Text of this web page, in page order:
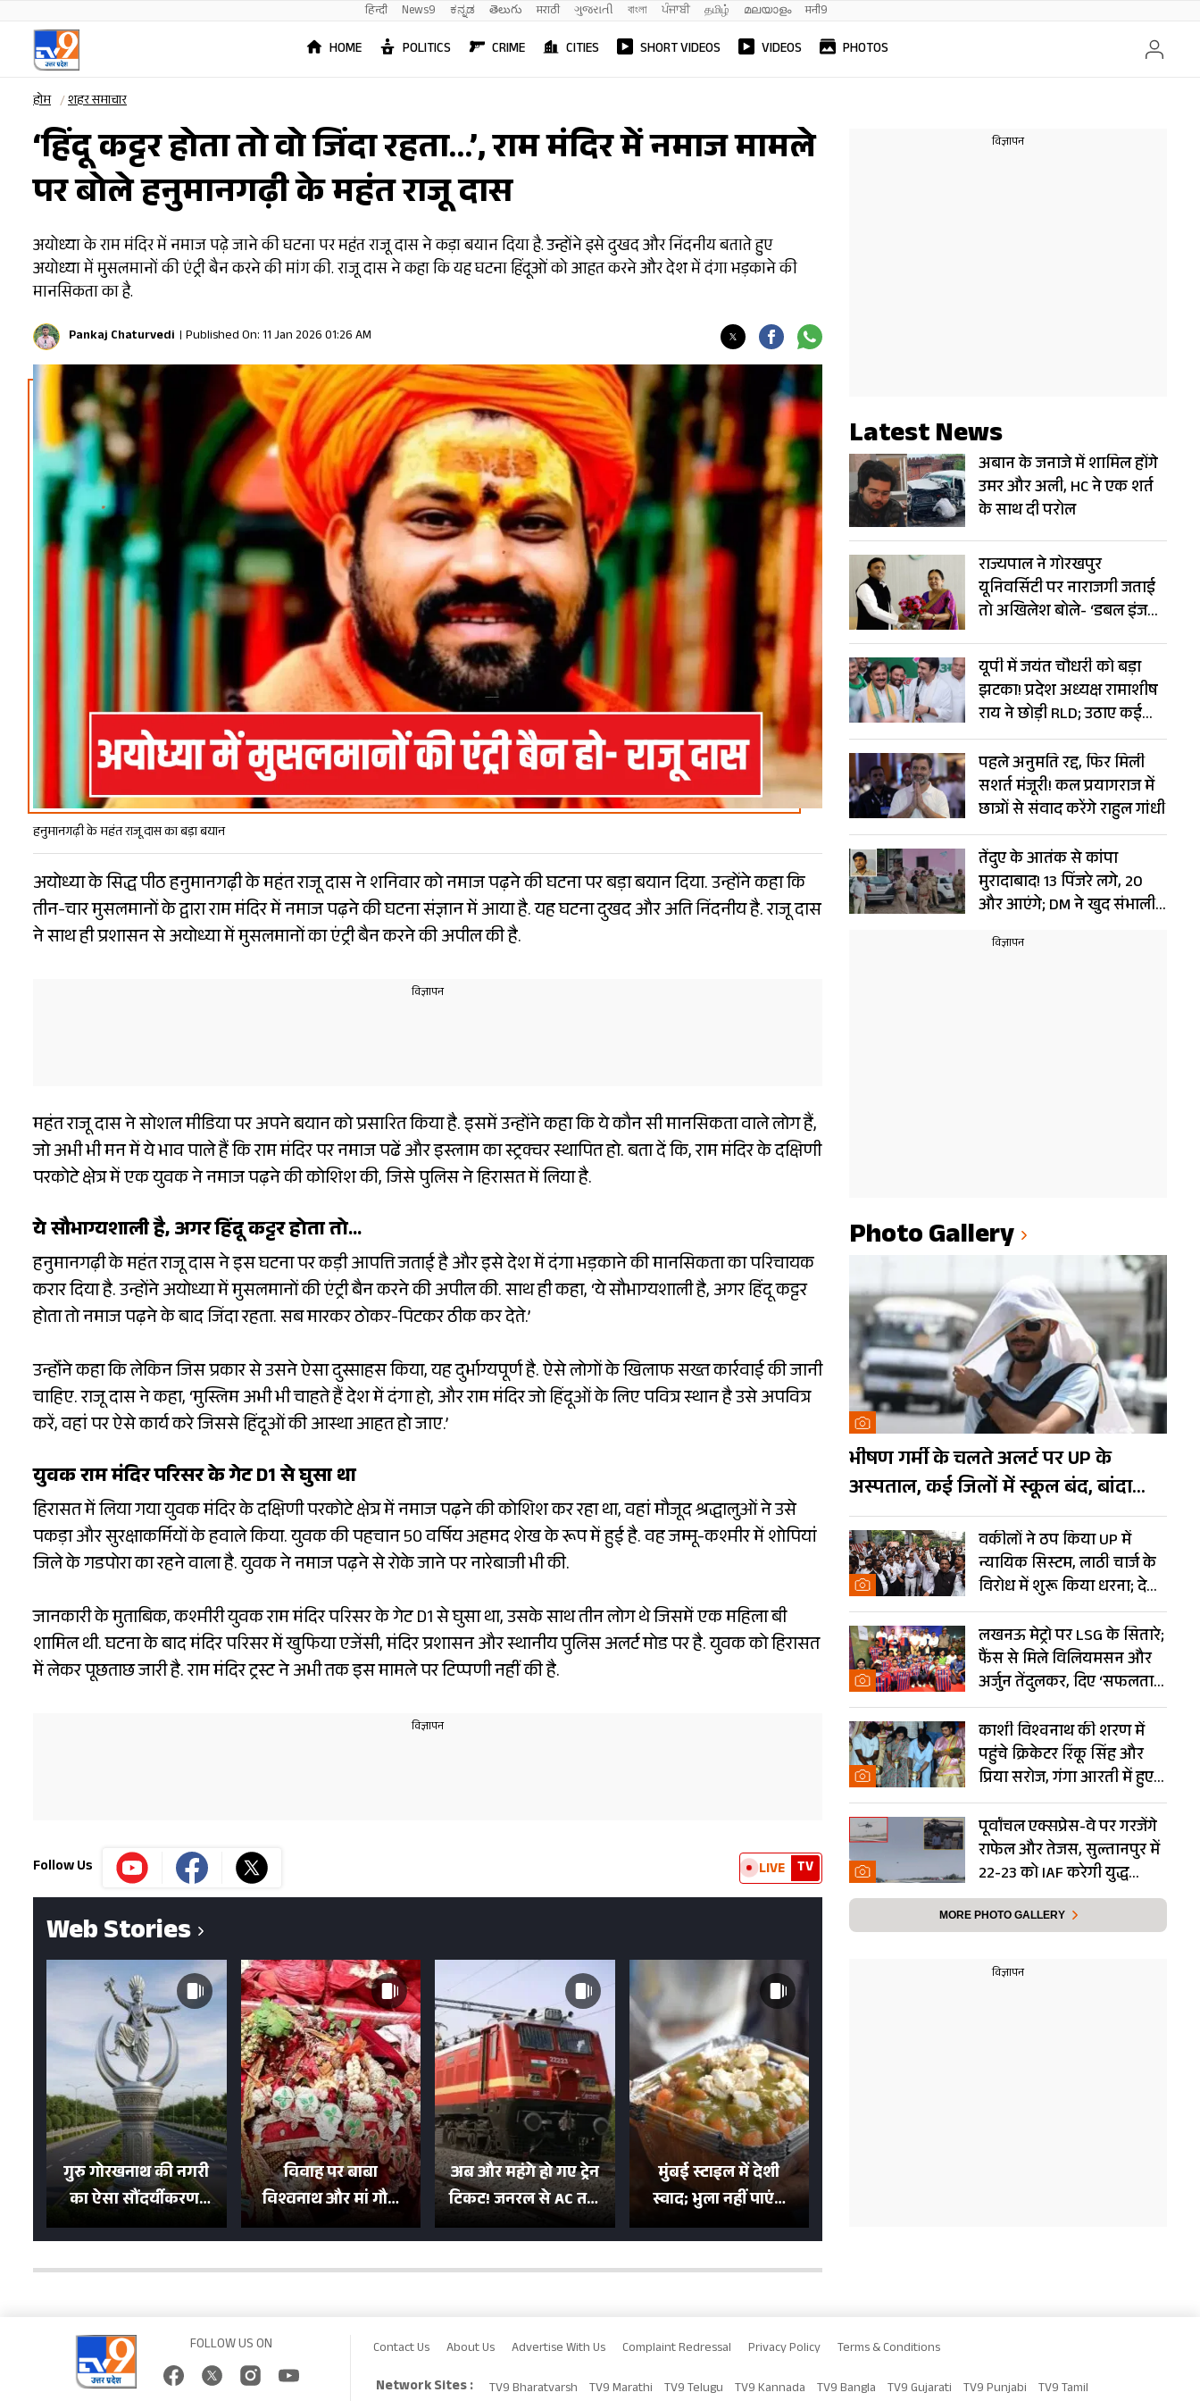
हिन्दी News9 ಕನ್ನಡ తెలుగు मराठी ગુજરાતી বাংলা ਪੰਜਾਬੀ தமிழ் മലയാളം मनी9
HOME POLITICS CRIME CITIES SHORT VIDEOS VIDEOS PHOTOS
होम शहर समाचार
‘हिंदू कट्टर होता तो वो जिंदा रहता…’, राम मंदिर में नमाज मामले
पर बोले हनुमानगढ़ी के महंत राजू दास
अयोध्या के राम मंदिर में नमाज पढ़े जाने की घटना पर महंत राजू दास ने कड़ा बयान दिया है. उन्होंने इसे दुखद और निंदनीय बताते हुए
अयोध्या में मुसलमानों की एंट्री बैन करने की मांग की. राजू दास ने कहा कि यह घटना हिंदूओं को आहत करने और देश में दंगा भड़काने की
मानसिकता का है.
Pankaj Chaturvedi Published On: 11 Jan 2026 01:26 AM
हनुमानगढ़ी के महंत राजू दास का बड़ा बयान
अयोध्या के सिद्ध पीठ हनुमानगढ़ी के महंत राजू दास ने शनिवार को नमाज पढ़ने की घटना पर बड़ा बयान दिया. उन्होंने कहा कि
तीन-चार मुसलमानों के द्वारा राम मंदिर में नमाज पढ़ने की घटना संज्ञान में आया है. यह घटना दुखद और अति निंदनीय है. राजू दास
ने साथ ही प्रशासन से अयोध्या में मुसलमानों का एंट्री बैन करने की अपील की है.
महंत राजू दास ने सोशल मीडिया पर अपने बयान को प्रसारित किया है. इसमें उन्होंने कहा कि ये कौन सी मानसिकता वाले लोग हैं,
जो अभी भी मन में ये भाव पाले हैं कि राम मंदिर पर नमाज पढें और इस्लाम का स्ट्रक्चर स्थापित हो. बता दें कि, राम मंदिर के दक्षिणी
परकोटे क्षेत्र में एक युवक ने नमाज पढ़ने की कोशिश की, जिसे पुलिस ने हिरासत में लिया है.
ये सौभाग्यशाली है, अगर हिंदू कट्टर होता तो…
हनुमानगढ़ी के महंत राजू दास ने इस घटना पर कड़ी आपत्ति जताई है और इसे देश में दंगा भड़काने की मानसिकता का परिचायक
करार दिया है. उन्होंने अयोध्या में मुसलमानों की एंट्री बैन करने की अपील की. साथ ही कहा, ‘ये सौभाग्यशाली है, अगर हिंदू कट्टर
होता तो नमाज पढ़ने के बाद जिंदा रहता. सब मारकर ठोकर-पिटकर ठीक कर देते.’
उन्होंंने कहा कि लेकिन जिस प्रकार से उसने ऐसा दुस्साहस किया, यह दुर्भाग्यपूर्ण है. ऐसे लोगों के खिलाफ सख्त कार्रवाई की जानी
चाहिए. राजू दास ने कहा, ‘मुस्लिम अभी भी चाहते हैं देश में दंगा हो, और राम मंदिर जो हिंदूओं के लिए पवित्र स्थान है उसे अपवित्र
करें, वहां पर ऐसे कार्य करे जिससे हिंदूओं की आस्था आहत हो जाए.’
युवक राम मंदिर परिसर के गेट D1 से घुसा था
हिरासत में लिया गया युवक मंदिर के दक्षिणी परकोटे क्षेत्र में नमाज पढ़ने की कोशिश कर रहा था, वहां मौजूद श्रद्धालुओं ने उसे
पकड़ा और सुरक्षाकर्मियों के हवाले किया. युवक की पहचान 50 वर्षिय अहमद शेख के रूप में हुई है. वह जम्मू-कश्मीर में शोपियां
जिले के गडपोरा का रहने वाला है. युवक ने नमाज पढ़ने से रोके जाने पर नारेबाजी भी की.
जानकारी के मुताबिक, कश्मीरी युवक राम मंदिर परिसर के गेट D1 से घुसा था, उसके साथ तीन लोग थे जिसमें एक महिला बी
शामिल थी. घटना के बाद मंदिर परिसर में खुफिया एजेंसी, मंदिर प्रशासन और स्थानीय पुलिस अलर्ट मोड पर है. युवक को हिरासत
में लेकर पूछताछ जारी है. राम मंदिर ट्रस्ट ने अभी तक इस मामले पर टिप्पणी नहीं की है.
Follow Us LIVE TV
Web Stories
गुरु गोरखनाथ की नगरी
का ऐसा सौंदर्यीकरण!
मन मोह लेंगी शहर की
विवाह पर बाबा
विश्वनाथ और मां गौरा
को 6 लाख रुपये का
शगुन
अब और महंगे हो गए ट्रेन
टिकट! जनरल से AC तक
का बढ़ा किराया; दिल्ली
मुंबई स्टाइल में देशी
स्वाद; भुला नहीं पाएंगे
मुल्तानी छोले-पाव का
Latest News
अबान के जनाजे में शामिल होंगे
उमर और अली, HC ने एक शर्त
के साथ दी परोल
राज्यपाल ने गोरखपुर
यूनिवर्सिटी पर नाराजगी जताई
तो अखिलेश बोले- ‘डबल इंजन’
यूपी में जयंत चौधरी को बड़ा
झटका! प्रदेश अध्यक्ष रामाशीष
राय ने छोड़ी RLD; उठाए कई
सवाल
पहले अनुमति रद्द, फिर मिली
सशर्त मंजूरी! कल प्रयागराज में
छात्रों से संवाद करेंगे राहुल गांधी
तेंदुए के आतंक से कांपा
मुरादाबाद! 13 पिंजरे लगे, 20
और आएंगे; DM ने खुद संभाली
कमान
Photo Gallery
भीषण गर्मी के चलते अलर्ट पर UP के
अस्पताल, कई जिलों में स्कूल बंद, बांदा
दुनिया का तीसरा सबसे गर्म शहर
वकीलों ने ठप किया UP में
न्यायिक सिस्टम, लाठी चार्ज के
विरोध में शुरू किया धरना; देखें
Photos
लखनऊ मेट्रो पर LSG के सितारे;
फैंस से मिले विलियमसन और
अर्जुन तेंदुलकर, दिए ‘सफलता
के मंत्र’- PHOTOS
काशी विश्वनाथ की शरण में
पहुंचे क्रिकेटर रिंकू सिंह और
प्रिया सरोज, गंगा आरती में हुए
शामिल- Photos
पूर्वांचल एक्सप्रेस-वे पर गरजेंगे
राफेल और तेजस, सुल्तानपुर में
22-23 को IAF करेगी युद्ध
अभ्यास
MORE PHOTO GALLERY
FOLLOW US ON Contact Us About Us Advertise With Us Complaint Redressal Privacy Policy Terms & Conditions
Network Sites : TV9 Bharatvarsh TV9 Marathi TV9 Telugu TV9 Kannada TV9 Bangla TV9 Gujarati TV9 Punjabi TV9 Tamil